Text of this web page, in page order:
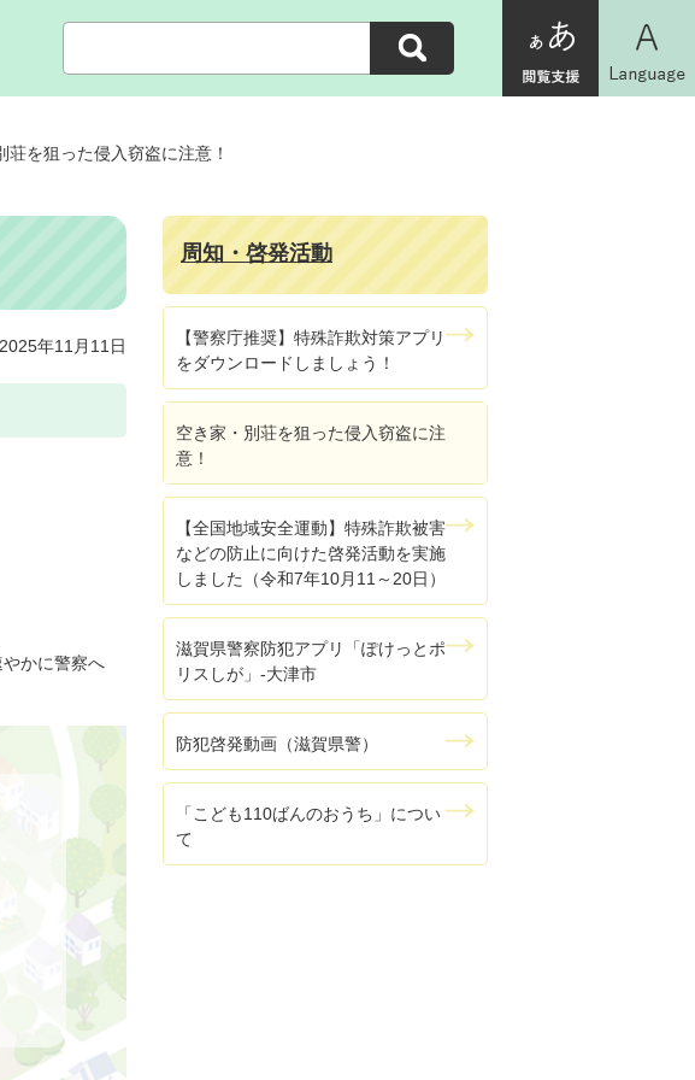
荘を狙った侵入窃盗に注意！
年11月11日
かに警察へ
周知・啓発活動
【警察庁推奨】特殊詐欺対策アプリ
をダウンロードしましょう！
空き家・別荘を狙った侵入窃盗に注
意！
【全国地域安全運動】特殊詐欺被害
などの防止に向けた啓発活動を実施
しました（令和7年10月11～20日）
滋賀県警察防犯アプリ「ぽけっとポ
リスしが」-大津市
防犯啓発動画（滋賀県警）
「こども110ばんのおうち」につい
て